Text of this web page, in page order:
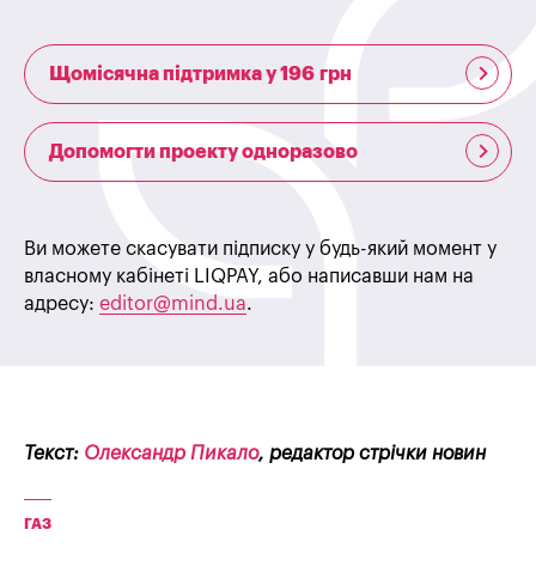
Щомісячна підтримка у 196 грн
Допомогти проекту одноразово
Ви можете скасувати підписку у будь-який момент у
власному кабінеті LIQPAY, або написавши нам на
адресу: editor@mind.ua.
Текст: Олександр Пикало, редактор стрічки новин
ГАЗ